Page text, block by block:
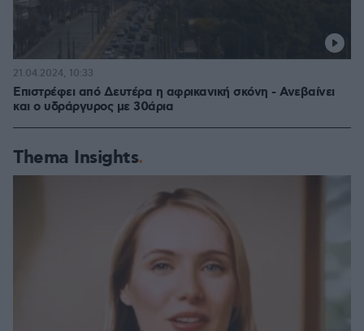
Επιστρέφει από Δευτέρα η αφρικανική σκόνη - Ανεβαίνει
και ο υδράργυρος με 30άρια
21.04.2024, 10:33
Thema Insights